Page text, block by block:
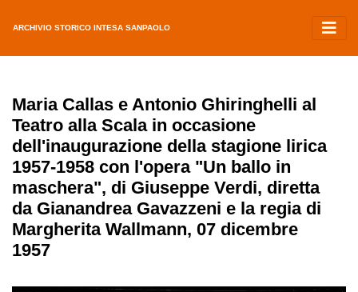
ARCHIVIO STORICO INTESA SANPAOLO
Maria Callas e Antonio Ghiringhelli al
Teatro alla Scala in occasione
dell'inaugurazione della stagione lirica
1957-1958 con l'opera "Un ballo in
maschera", di Giuseppe Verdi, diretta
da Gianandrea Gavazzeni e la regia di
Margherita Wallmann, 07 dicembre
1957